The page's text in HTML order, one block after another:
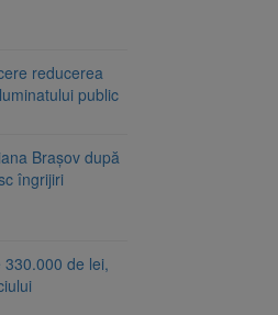
reducerea
public
Brașov după
îngrijiri
330.000 de lei,